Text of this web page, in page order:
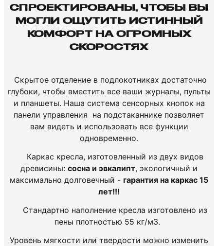
СПРОЕКТИРОВАНЫ, ЧТОБЫ ВЫ
МОГЛИ ОЩУТИТЬ ИСТИННЫЙ
КОМФОРТ НА ОГРОМНЫХ
СКОРОСТЯХ
Скрытое отделение в подлокотниках достаточно
глубоки, чтобы вместить все ваши журналы, пульты
и планшеты. Наша система сенсорных кнопок на
панели управления на подстаканнике позволяет
вам видеть и использовать все функции
одновременно.
Каркас кресла, изготовленный из двух видов
древисины: сосна и эвкалипт, экологичный и
максимально долговечный - гарантия на каркас 15
лет!!!
Стандартно наполнение кресла изготовлено из
пены плотностью 55 кг/м3.
Уровень мягкости или твердости можно изменить